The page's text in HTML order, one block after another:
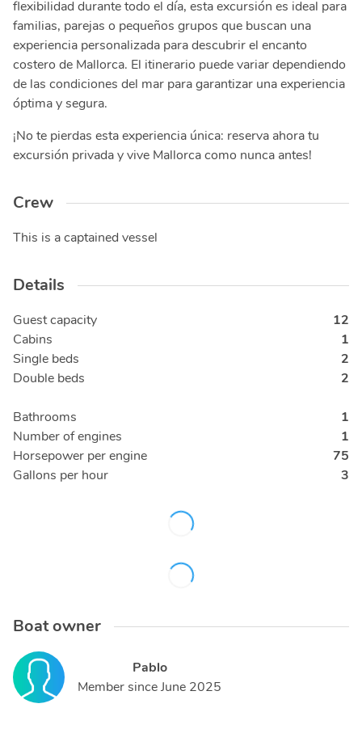
flexibilidad durante todo el día, esta excursión es ideal para
familias, parejas o pequeños grupos que buscan una
experiencia personalizada para descubrir el encanto
costero de Mallorca. El itinerario puede variar dependiendo
de las condiciones del mar para garantizar una experiencia
óptima y segura.
¡No te pierdas esta experiencia única: reserva ahora tu
excursión privada y vive Mallorca como nunca antes!
Crew
This is a captained vessel
Details
Guest capacity
12
Cabins
1
Single beds
2
Double beds
2
Bathrooms
1
Number of engines
1
Horsepower per engine
75
Gallons per hour
3
Boat owner
Pablo
Member sinceJune 2025